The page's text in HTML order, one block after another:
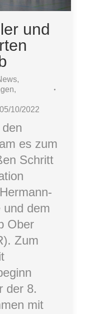
und
,
,
05/10/2022
es zum
Schritt
und dem
Ober
Zum
der 8.
mit